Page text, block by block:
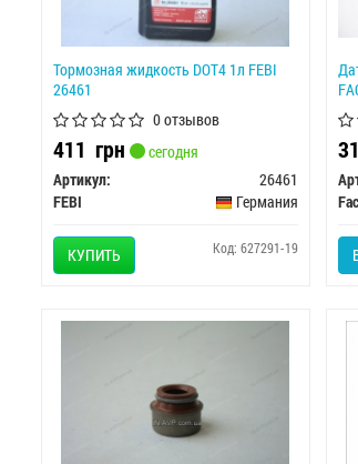
Тормозная жидкость DOT4 1л FEBI
26461
0 отзывов
411 грн
сегодня
Артикул:
26461
FEBI
Германия
КУПИТЬ Код: 627291-19